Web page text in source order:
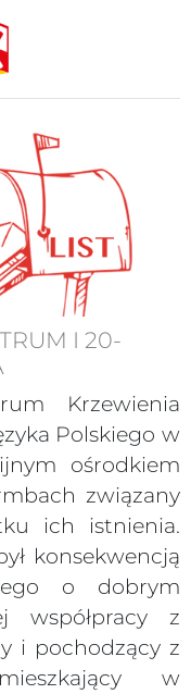
I 20-
Krzewienia
Polskiego w
ośrodkiem
związany
ich istnienia.
konsekwencją
o dobrym
współpracy z
i pochodzący z
w